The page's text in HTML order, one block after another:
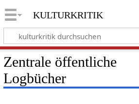
kulturkritik
Zentrale öffentliche
Logbücher